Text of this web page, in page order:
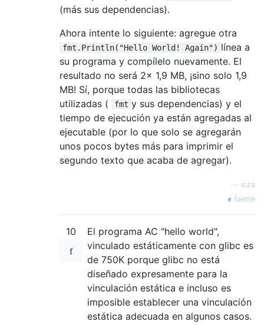
(más sus dependencias).
Ahora intente lo siguiente: agregue otra
fmt.Println("Hello World! Again") línea a
su programa y compílelo nuevamente. El
resultado no será 2x 1,9 MB, ¡sino solo 1,9
MB! Sí, porque todas las bibliotecas
utilizadas (
fmt y sus dependencias) y el
tiempo de ejecución ya están agregadas al
ejecutable (por lo que solo se agregarán
unos pocos bytes más para imprimir el
segundo texto que acaba de agregar).
icza
fuente
10
El programa AC "hello world",
vinculado estáticamente con glibc es
de 750K porque glibc no está
diseñado expresamente para la
vinculación estática e incluso es
imposible establecer una vinculación
estática adecuada en algunos casos.